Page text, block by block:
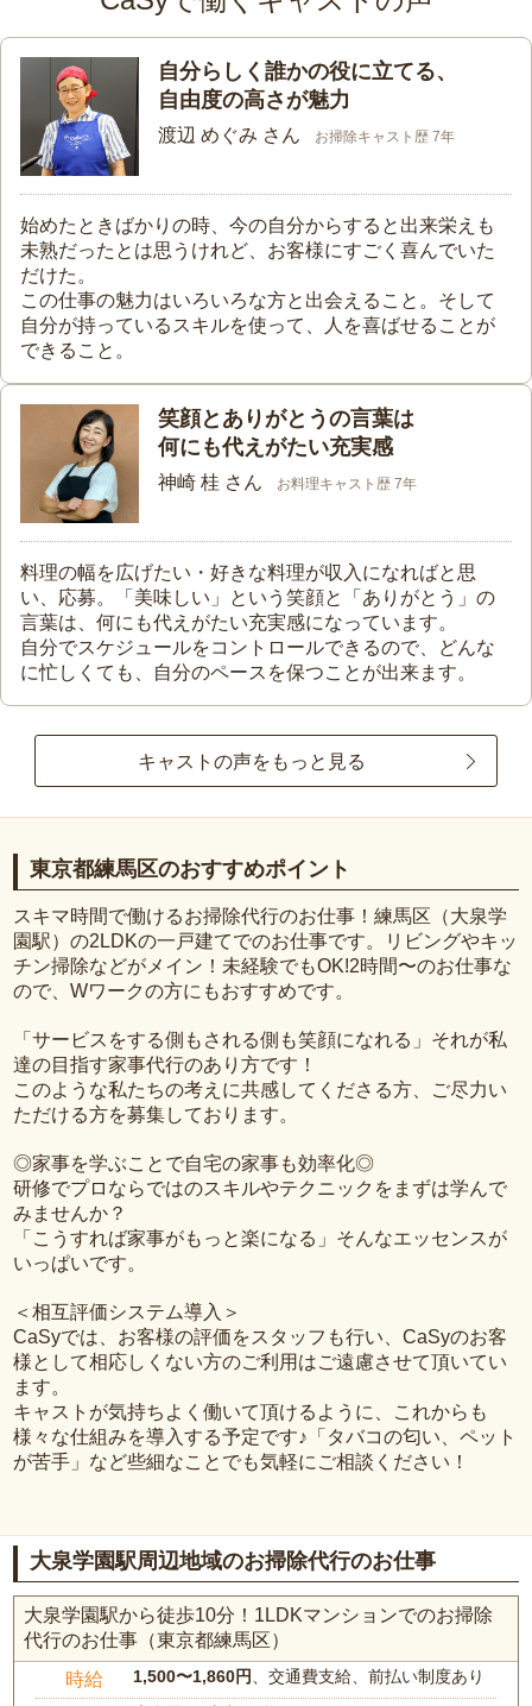
自分らしく誰かの役に立てる、
自由度の高さが魅力
渡辺 めぐみ さん お掃除キャスト歴 7年
始めたときばかりの時、今の自分からすると出来栄えも
未熟だったとは思うけれど、お客様にすごく喜んでいた
だけた。
この仕事の魅力はいろいろな方と出会えること。そして
自分が持っているスキルを使って、人を喜ばせることが
できること。
笑顔とありがとうの言葉は
何にも代えがたい充実感
神崎 桂 さん お料理キャスト歴 7年
料理の幅を広げたい・好きな料理が収入になればと思
い、応募。「美味しい」という笑顔と「ありがとう」の
言葉は、何にも代えがたい充実感になっています。
自分でスケジュールをコントロールできるので、どんな
に忙しくても、自分のペースを保つことが出来ます。
キャストの声をもっと見る
東京都練馬区のおすすめポイント
スキマ時間で働けるお掃除代行のお仕事！練馬区（大泉学
園駅）の2LDKの一戸建てでのお仕事です。リビングやキッ
チン掃除などがメイン！未経験でもOK!2時間〜のお仕事な
ので、Wワークの方にもおすすめです。
「サービスをする側もされる側も笑顔になれる」それが私
達の目指す家事代行のあり方です！
このような私たちの考えに共感してくださる方、ご尽力い
ただける方を募集しております。
◎家事を学ぶことで自宅の家事も効率化◎
研修でプロならではのスキルやテクニックをまずは学んで
みませんか？
「こうすれば家事がもっと楽になる」そんなエッセンスが
いっぱいです。
＜相互評価システム導入＞
CaSyでは、お客様の評価をスタッフも行い、CaSyのお客
様として相応しくない方のご利用はご遠慮させて頂いてい
ます。
キャストが気持ちよく働いて頂けるように、これからも
様々な仕組みを導入する予定です♪「タバコの匂い、ペット
が苦手」など些細なことでも気軽にご相談ください！
大泉学園駅周辺地域のお掃除代行のお仕事
大泉学園駅から徒歩10分！1LDKマンションでのお掃除
代行のお仕事（東京都練馬区）
時給 1,500〜1,860円、交通費支給、前払い制度あり